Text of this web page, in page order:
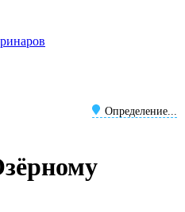
Определение...